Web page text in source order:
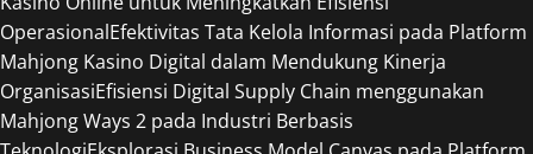
OperasionalEfektivitas Tata Kelola Informasi pada Platform
Mahjong Kasino Digital dalam Mendukung Kinerja
OrganisasiEfisiensi Digital Supply Chain menggunakan
Mahjong Ways 2 pada Industri Berbasis